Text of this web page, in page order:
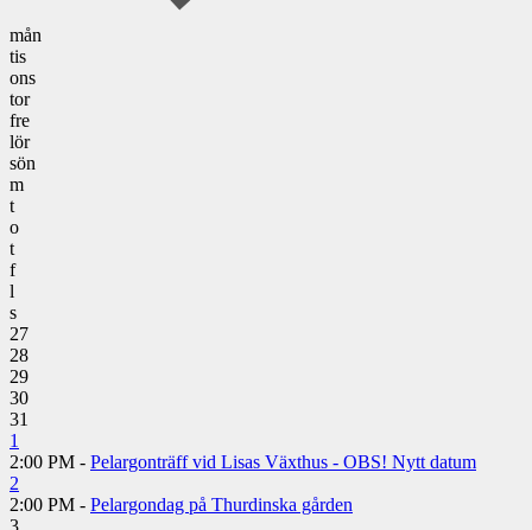
mån
tis
ons
tor
fre
lör
sön
m
t
o
t
f
l
s
27
28
29
30
31
1
2:00 PM - Pelargonträff vid Lisas Växthus - OBS! Nytt datum
2
2:00 PM - Pelargondag på Thurdinska gården